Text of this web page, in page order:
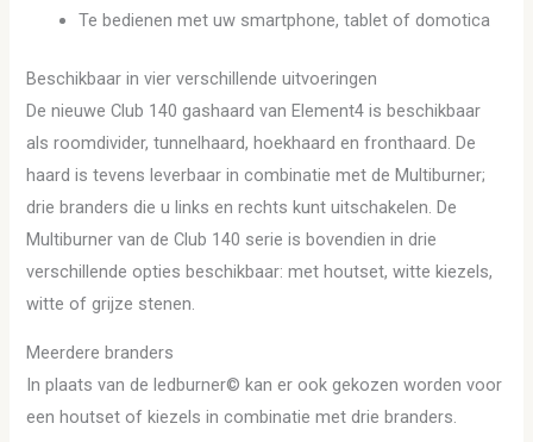
Te bedienen met uw smartphone, tablet of domotica
Beschikbaar in vier verschillende uitvoeringen
De nieuwe Club 140 gashaard van Element4 is beschikbaar
als roomdivider, tunnelhaard, hoekhaard en fronthaard. De
haard is tevens leverbaar in combinatie met de Multiburner;
drie branders die u links en rechts kunt uitschakelen. De
Multiburner van de Club 140 serie is bovendien in drie
verschillende opties beschikbaar: met houtset, witte kiezels,
witte of grijze stenen.
Meerdere branders
In plaats van de ledburner© kan er ook gekozen worden voor
een houtset of kiezels in combinatie met drie branders.